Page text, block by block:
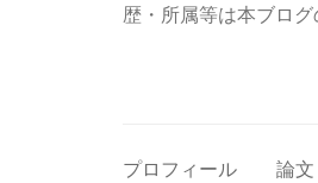
歴・所属等は本ブロ
プロフィール 論文